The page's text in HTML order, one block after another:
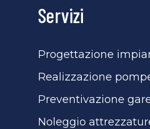
Servizi
Progettazione
Realizzazione
Preventivazione
Noleggio